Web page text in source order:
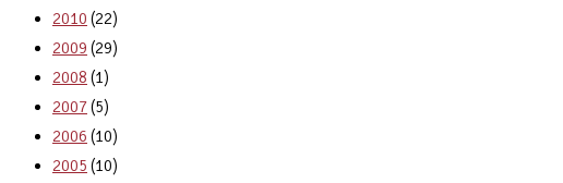
2010 (22)
2009 (29)
2008 (1)
2007(5)
2006 (10)
2005 (10)